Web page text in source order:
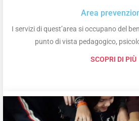
Area
I servizi di quest’area si occupano del
punto di vista pedagogico,
SCOPRI DI PIÙ